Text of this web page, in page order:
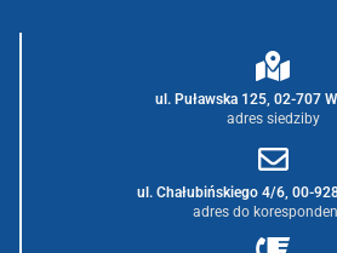
ul. Puławska 125, 02-707
adres siedziby
ul. Chałubińskiego 4/6, 00-
adres do